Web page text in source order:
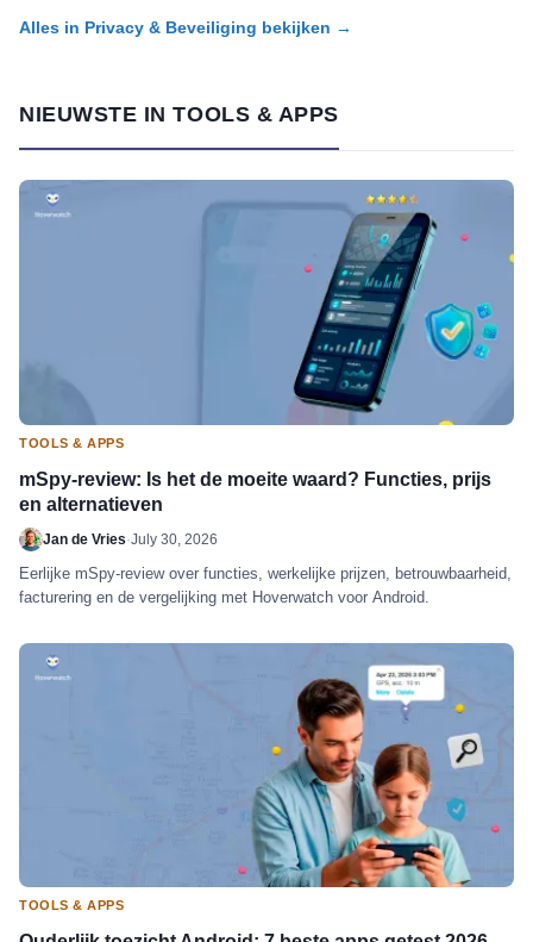
Alles in Privacy & Beveiliging bekijken →
NIEUWSTE IN TOOLS & APPS
TOOLS & APPS
mSpy-review: Is het de moeite waard? Functies, prijs
en alternatieven
Jan de Vries·July 30, 2026
Eerlijke mSpy-review over functies, werkelijke prijzen, betrouwbaarheid,
facturering en de vergelijking met Hoverwatch voor Android.
TOOLS & APPS